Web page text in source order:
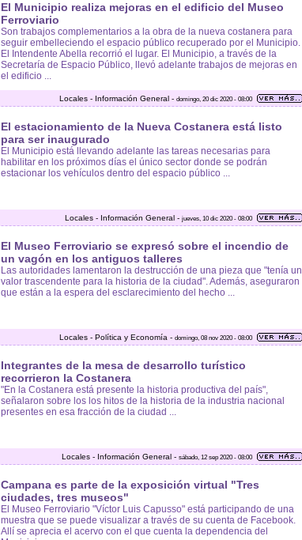
El Municipio realiza mejoras en el edificio del Museo
Ferroviario
Son trabajos complementarios a la obra de la nueva costanera para
seguir embelleciendo el espacio público recuperado por el Municipio.
El Intendente Abella recorrió el lugar. El Municipio, a través de la
Secretaría de Espacio Público, llevó adelante trabajos de mejoras en
el edificio ...
Locales - Información General - domingo, 20 dic 2020 - 08:00
El estacionamiento de la Nueva Costanera está listo
para ser inaugurado
El Municipio está llevando adelante las tareas necesarias para
habilitar en los próximos días el único sector donde se podrán
estacionar los vehículos dentro del espacio público ...
Locales - Información General - jueves, 10 dic 2020 - 08:00
El Museo Ferroviario se expresó sobre el incendio de
un vagón en los antiguos talleres
Las autoridades lamentaron la destrucción de una pieza que "tenía un
valor trascendente para la historia de la ciudad". Además, aseguraron
que están a la espera del esclarecimiento del hecho ...
Locales - Política y Economía - domingo, 08 nov 2020 - 08:00
Integrantes de la mesa de desarrollo turístico
recorrieron la Costanera
"En la Costanera está presente la historia productiva del país",
señalaron sobre los los hitos de la historia de la industria nacional
presentes en esa fracción de la ciudad ...
Locales - Información General - sábado, 12 sep 2020 - 08:00
Campana es parte de la exposición virtual "Tres
ciudades, tres museos"
El Museo Ferroviario "Víctor Luis Capusso" está participando de una
muestra que se puede visualizar a través de su cuenta de Facebook.
Allí se aprecia el acervo con el que cuenta la dependencia del